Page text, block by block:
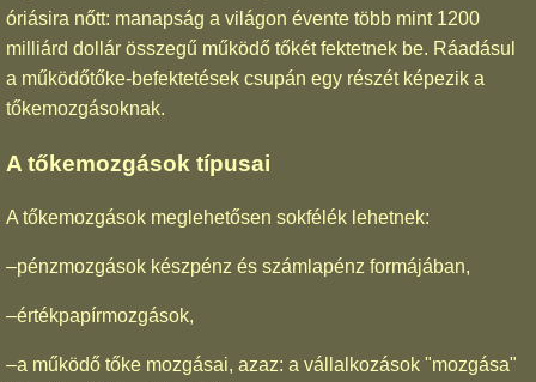
óriásira nőtt: manapság a világon évente több mint 1200
milliárd dollár összegű működő tőkét fektetnek be. Ráadásul
a működőtőke-befektetések csupán egy részét képezik a
tőkemozgásoknak.
A tőkemozgások típusai
A tőkemozgások meglehetősen sokfélék lehetnek:
–pénzmozgások készpénz és számlapénz formájában,
–értékpapírmozgások,
–a működő tőke mozgásai, azaz: a vállalkozások "mozgása"